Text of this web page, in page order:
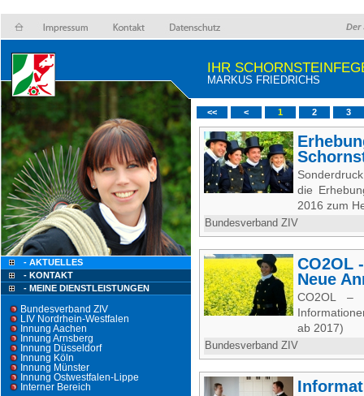
Der
- AKTUELLES
- KONTAKT
- MEINE DIENSTLEISTUNGEN
Bundesverband ZIV
LIV Nordrhein-Westfalen
Innung Aachen
Innung Arnsberg
Innung Düsseldorf
Innung Köln
Innung Münster
Innung Ostwestfalen-Lippe
Interner Bereich
IHR
MARKUS FRIEDRICHS
<< < 1 2 3
die
2016 zum
Bundesverband ZIV
CO2OL
Neue
CO2OL
ab 2017)
Bundesverband ZIV